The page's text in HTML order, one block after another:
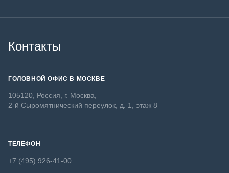
Контакты
ГОЛОВНОЙ ОФИС В МОСКВЕ
105120, Россия, г. Москва,
2-й Сыромятнический переулок, д. 1, этаж 8
ТЕЛЕФОН
+7 (495) 926-41-00